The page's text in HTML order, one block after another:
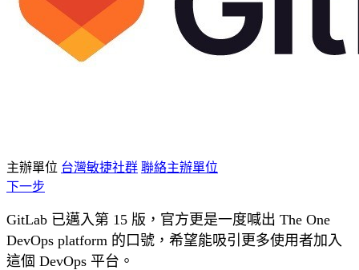
主辦單位 台灣敏捷社群 聯絡主辦單位
下一步
GitLab 已邁入第 15 版，官方更是一度喊出 The One
DevOps platform 的口號，希望能吸引更多使用者加入
這個 DevOps 平台。